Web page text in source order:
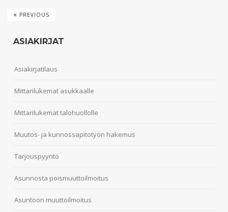
« PREVIOUS
ASIAKIRJAT
Asiakirjatilaus
Mittarilukemat asukkaalle
Mittarilukemat talohuollolle
Muutos- ja kunnossapitotyön hakemus
Tarjouspyyntö
Asunnosta poismuuttoilmoitus
Asuntoon muuttoilmoitus